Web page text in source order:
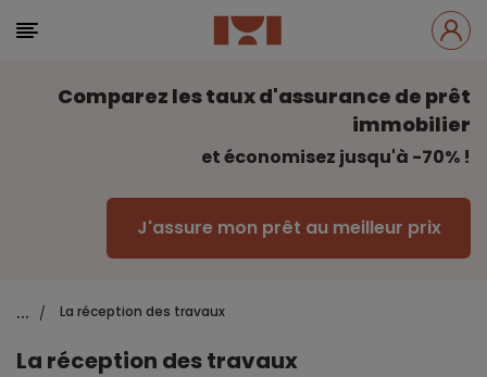
Comparez les taux d'assurance de prêt
immobilier
et économisez jusqu'à -70% !
J'assure mon prêt au meilleur prix
... / La réception des travaux
La réception des travaux